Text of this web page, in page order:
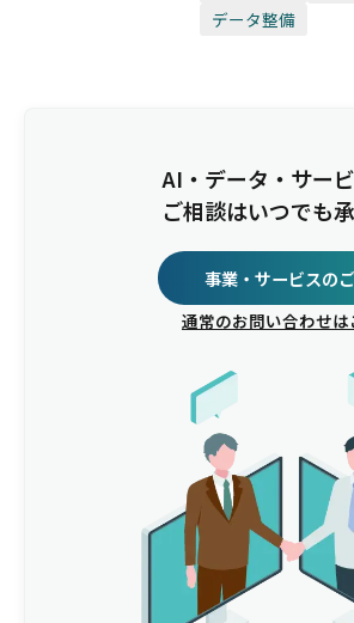
データ整備
AI・データ・サー
ご相談はいつでも
事業・サービスの
通常のお問い合わせは